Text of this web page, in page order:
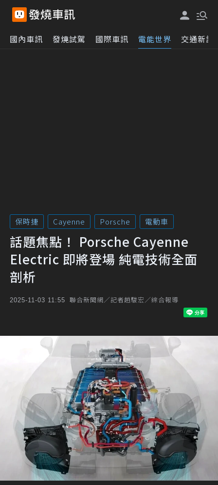
國內車訊 發燒試駕 國際車訊 電能世界 交通新訊
保時捷 Cayenne Porsche 電動車
話題焦點！ Porsche Cayenne
Electric 即將登場 純電技術全面
剖析
2025-11-03 11:55 聯合新聞網／記者趙駿宏／綜合報導